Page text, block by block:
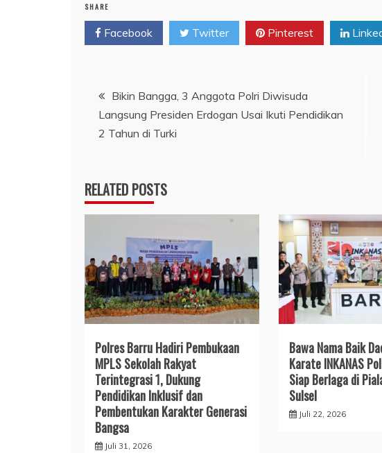
SHARE
Facebook Twitter Pinterest
Navigasi
pos
Bikin Bangga, 3 Anggota Polri Diwisuda
Langsung Presiden Erdogan Usai Ikuti Pendidikan
2 Tahun di Turki
RELATED POSTS
Polres Barru Hadiri Pembukaan
MPLS Sekolah Rakyat
Terintegrasi 1, Dukung
Pendidikan Inklusif dan
Pembentukan Karakter Generasi
Bangsa
Juli 31, 2026
​Bawa Nama Baik
Karate INKANAS
Siap Berlaga di
Sulsel
Juli 22, 2026